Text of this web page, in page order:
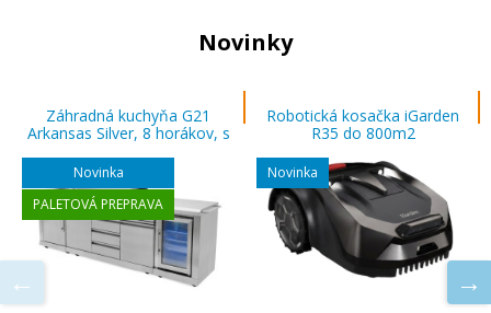
Novinky
Záhradná kuchyňa G21
Arkansas Silver, 8 horákov, s
Novinka
PALETOVÁ PREPRAVA
Robotická kosačka iGarden
R35 do 800m2
Novinka